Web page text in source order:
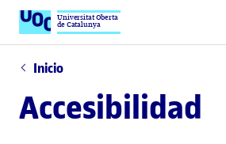
Universitat Oberta
de Catalunya
Inicio
Accesibilidad